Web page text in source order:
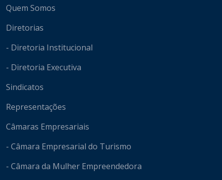
Quem Somos
Diretorias
- Diretoria Institucional
- Diretoria Executiva
Sindicatos
Representações
Câmaras Empresariais
- Câmara Empresarial do Turismo
- Câmara da Mulher Empreendedora